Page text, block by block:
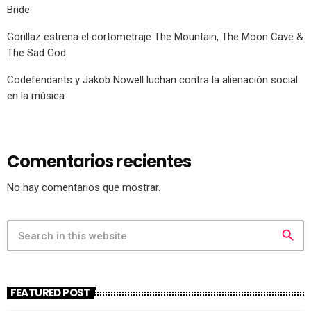
Bride
Gorillaz estrena el cortometraje The Mountain, The Moon Cave &
The Sad God
Codefendants y Jakob Nowell luchan contra la alienación social
en la música
Comentarios recientes
No hay comentarios que mostrar.
search
FEATURED POST